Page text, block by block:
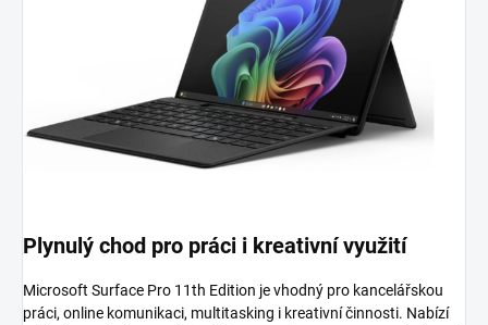
Plynulý chod pro práci i kreativní využití
Microsoft Surface Pro 11th Edition je vhodný pro kancelářskou
práci, online komunikaci, multitasking i kreativní činnosti. Nabízí